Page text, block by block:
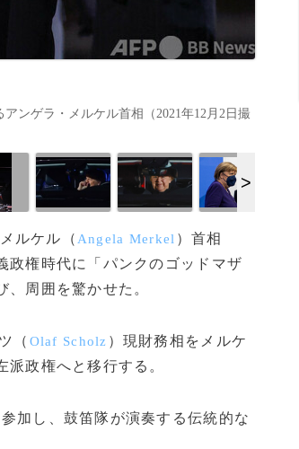
ンゲラ・メルケル首相（2021年12月2日撮
ルケル（ Angela Merkel ）首相
政権時代に「パンクのゴッドマザ
、周囲を驚かせた。
（ Olaf Scholz ）現財務相をメルケ
政権へと移行する。
加し、鼓笛隊が演奏する伝統的な